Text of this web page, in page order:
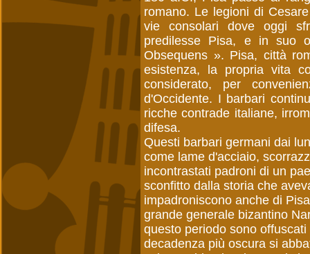
romano. Le legioni di
vie consolari dove oggi
predilesse Pisa, e in suo
Obsequens ». Pisa, città
esistenza, la propria vita
considerato, per
d'Occidente. I barbari
ricche contrade italiane,
difesa.
Questi barbari germani dai
come lame d'acciaio,
incontrastati padroni di un
sconfitto dalla storia che
impadroniscono anche di
grande generale bizantino
questo periodo sono
decadenza più oscura si